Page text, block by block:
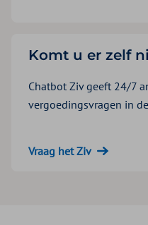
Komt u er zelf
Chatbot Ziv geeft 24/7
vergoedingsvragen in
Vraag het Ziv